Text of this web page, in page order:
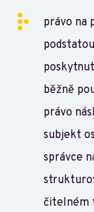
právo na
běžně
právo
subjekt
správce
čitelném